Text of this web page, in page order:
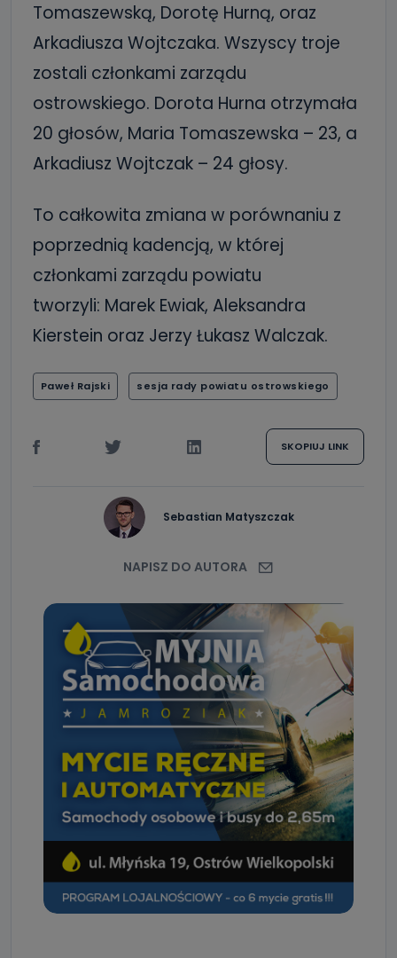
Tomaszewską, Dorotę Hurną, oraz
Arkadiusza Wojtczaka. Wszyscy troje
zostali członkami zarządu
ostrowskiego. Dorota Hurna otrzymała
20 głosów, Maria Tomaszewska – 23, a
Arkadiusz Wojtczak – 24 głosy.
To całkowita zmiana w porównaniu z
poprzednią kadencją, w której
członkami zarządu powiatu
tworzyli: Marek Ewiak, Aleksandra
Kierstein oraz Jerzy Łukasz Walczak.
Paweł Rajski sesja rady powiatu ostrowskiego
SKOPIUJ LINK
Sebastian Matyszczak
NAPISZ DO AUTORA